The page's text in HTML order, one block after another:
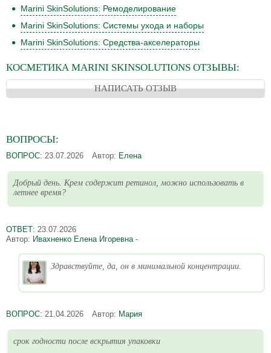
Marini SkinSolutions: Ремоделирование
Marini SkinSolutions: Системы ухода и наборы
Marini SkinSolutions: Средства-акселераторы
КОСМЕТИКА MARINI SKINSOLUTIONS ОТЗЫВЫ:
НАПИСАТЬ ОТЗЫВ
ВОПРОСЫ:
ВОПРОС: 23.07.2026 Автор: Елена
Добрый день. Крем содержит ретинол, можно использовать в
летнее время?
ОТВЕТ: 23.07.2026
Автор: Ивахненко Елена Игоревна-
Здравствуйте, да, он в минимальной концентрации.
ВОПРОС: 21.04.2026 Автор: Мария
срок годности после вскрытия упаковки